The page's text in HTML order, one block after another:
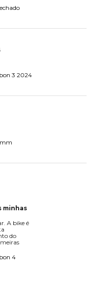
3 2024
minhas
A bike é
do
4